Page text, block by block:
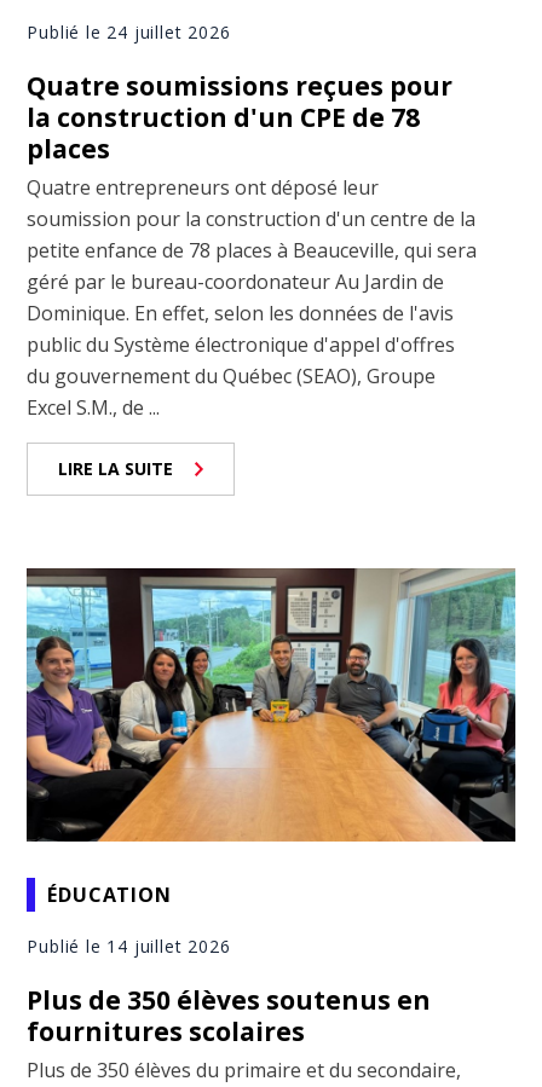
Publié le 24 juillet 2026
Quatre soumissions reçues pour
la construction d'un CPE de 78
places
Quatre entrepreneurs ont déposé leur
soumission pour la construction d'un centre de la
petite enfance de 78 places à Beauceville, qui sera
géré par le bureau-coordonateur Au Jardin de
Dominique. En effet, selon les données de l'avis
public du Système électronique d'appel d'offres
du gouvernement du Québec (SEAO), Groupe
Excel S.M., de ...
LIRE LA SUITE
ÉDUCATION
Publié le 14 juillet 2026
Plus de 350 élèves soutenus en
fournitures scolaires
Plus de 350 élèves du primaire et du secondaire,